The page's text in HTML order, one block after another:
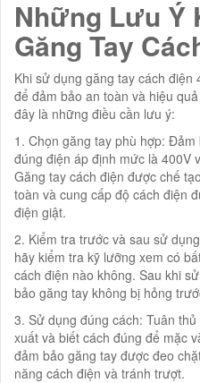
Những Lưu Ý
Găng Tay
Khi sử dụng găng tay cách điện
để đảm bảo an toàn và hiệu
đây là những điều cần lưu ý:
1. Chọn găng tay phù hợp:
đúng điện áp định mức là 400V
Găng tay cách điện được chế
toàn và cung cấp độ cách điện
điện giật.
2. Kiểm tra trước và sau sử
hãy kiểm tra kỹ lưỡng xem có
cách điện nào không. Sau khi
bảo găng tay không bị hỏng
3. Sử dụng đúng cách: Tuân
xuất và biết cách đúng để mặc
đảm bảo găng tay được đeo
năng cách điện và tránh trượt.